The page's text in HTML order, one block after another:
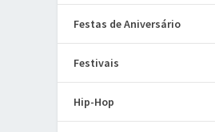
Festas de Aniversário
Festivais
Hip-Hop